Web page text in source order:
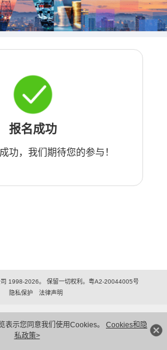
表示您同意我们使用Cookies。 Cookies和隐
私政策>
报名成功
功，我们期待您的参与！
1998-2026。 保留一切权利。粤A2-20044005号
隐私保护
法律声明